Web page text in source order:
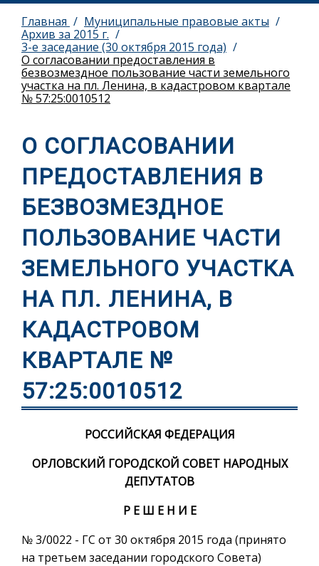
Главная
Муниципальные правовые акты
Архив за 2015 г.
3-e заседание (30 октября 2015 года)
О согласовании предоставления в
безвозмездное пользование части земельного
участка на пл. Ленина, в кадастровом квартале
№ 57:25:0010512
О СОГЛАСОВАНИИ
ПРЕДОСТАВЛЕНИЯ В
БЕЗВОЗМЕЗДНОЕ
ПОЛЬЗОВАНИЕ ЧАСТИ
ЗЕМЕЛЬНОГО УЧАСТКА
НА ПЛ. ЛЕНИНА, В
КАДАСТРОВОМ
КВАРТАЛЕ №
57:25:0010512
РОССИЙСКАЯ ФЕДЕРАЦИЯ
ОРЛОВСКИЙ ГОРОДСКОЙ СОВЕТ НАРОДНЫХ
ДЕПУТАТОВ
Р Е Ш Е Н И Е
№ 3/0022 - ГС от 30 октября 2015 года (принято
на третьем заседании городского Совета)